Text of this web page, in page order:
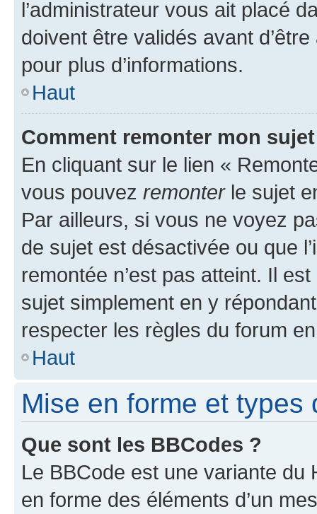
l’administrateur vous ait placé
doivent être validés avant
pour plus d’informations.
Haut
Comment remonter mon
En cliquant sur le lien «
vous pouvez remonterle sujet
Par ailleurs, si vous ne voyez
de sujet est désactivée ou que
remontée n’est pas atteint. Il
sujet simplement en y
respecter les règles du forum
Haut
Mise en forme et types
Que sont les BBCodes ?
Le BBCode est une variante du
en forme des éléments d’un